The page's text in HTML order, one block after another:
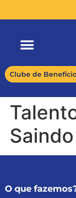
Clube de
O que